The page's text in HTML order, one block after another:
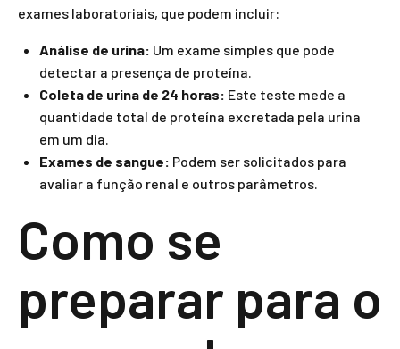
exames laboratoriais, que podem incluir:
Análise de urina: Um exame simples que pode
detectar a presença de proteína.
Coleta de urina de 24 horas: Este teste mede a
quantidade total de proteína excretada pela urina
em um dia.
Exames de sangue: Podem ser solicitados para
avaliar a função renal e outros parâmetros.
Como se
preparar para o